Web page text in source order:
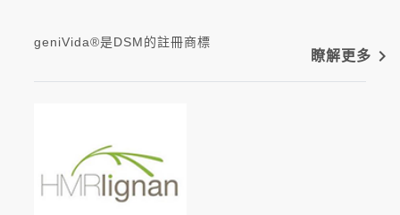
geniVida®是DSM的註冊商標
瞭解更多 navigate_next